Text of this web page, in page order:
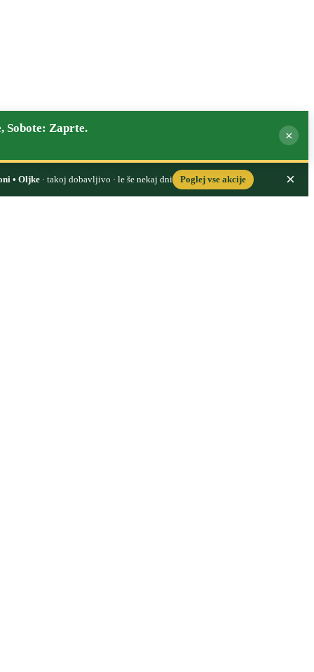
Sobote: Zaprte.
×
• Oljke· takoj dobavljivo · le še nekaj dni Poglej vse akcije ×